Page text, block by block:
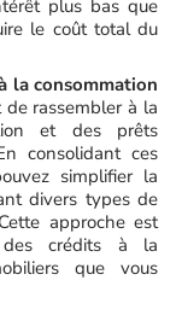
plus bas que
le coût total du
la consommation
rassembler à la
et des prêts
consolidant ces
simplifier la
divers types de
approche est
crédits à la
que vous